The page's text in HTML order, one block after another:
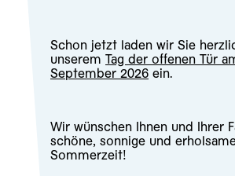
Schon jetzt laden wir Sie
unserem Tag der offenen Tür
September 2026ein.
Wir wünschen Ihnen und Ihrer
schöne, sonnige und
Sommerzeit!